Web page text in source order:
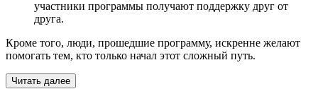
участники программы получают поддержку друг от
друга.
Кроме того, люди, прошедшие программу, искренне желают
помогать тем, кто только начал этот сложный путь.
Читать далее